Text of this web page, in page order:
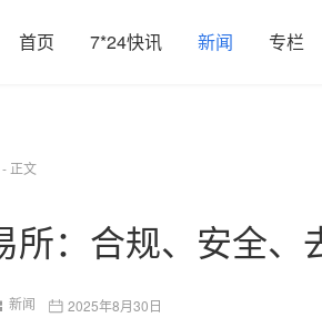
首页 7*24快讯 新闻 专栏
- 正文
所：合规、安全、
新闻 2025年8月30日